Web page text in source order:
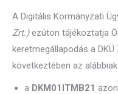
A Digitális Kormányzati
Zrt.)ezúton tájékoztatja
keretmegállapodás a DKÜ
következtében az
a DKM01ITMB21